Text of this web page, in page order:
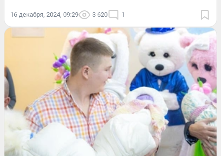
16 декабря, 2024, 09:29 3 620 1